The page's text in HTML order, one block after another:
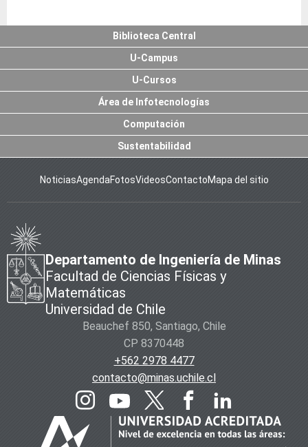
Biblioteca Central
U-Campus
U-Cursos
Área de Infotecnologías
Computación
Sustentabilidad
NoticiasAgendaFotosVideosContactoMapa del sitio
Departamento de Ingeniería de Minas
Facultad de Ciencias Físicas y
Matemáticas
Universidad de Chile
Beauchef 850, Santiago, Chile
CP 8370448
+562 2978 4477
contacto@minas.uchile.cl